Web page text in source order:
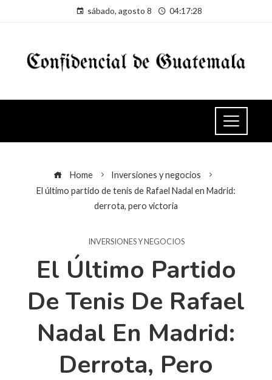
sábado, agosto 8 04:17:28
Home
Inversiones y negocios
El último partido de tenis de Rafael Nadal en Madrid:
derrota, pero victoria
INVERSIONES Y NEGOCIOS
El Último Partido
De Tenis De Rafael
Nadal En Madrid:
Derrota, Pero